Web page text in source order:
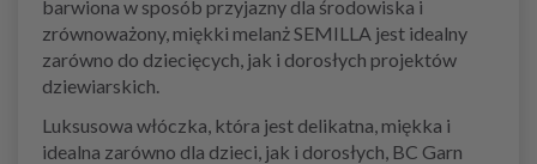
barwiona w sposób przyjazny dla środowiska i
zrównoważony, miękki melanż SEMILLA jest idealny
zarówno do dziecięcych, jak i dorosłych projektów
dziewiarskich.
Luksusowa włóczka, która jest delikatna, miękka i
idealna zarówno dla dzieci, jak i dorosłych, BC Garn